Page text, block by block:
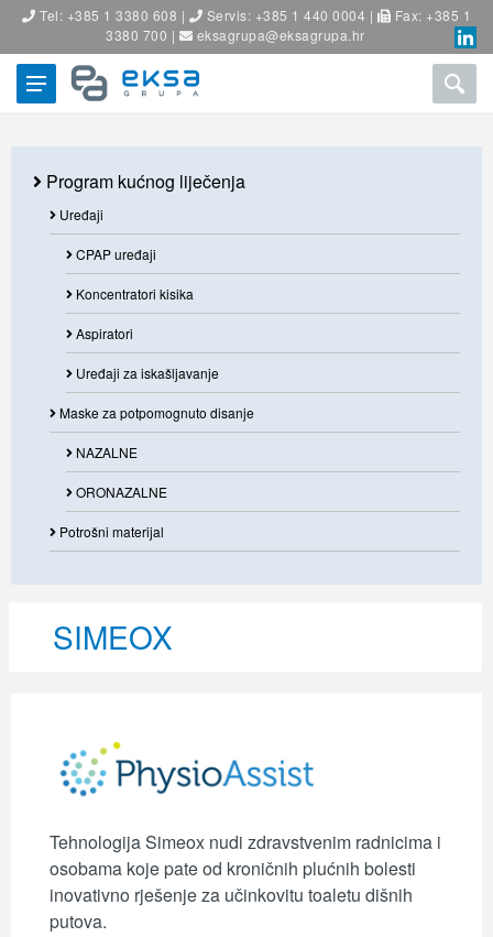
Tel: +385 1 3380 608 | Servis: +385 1 440 0004 |
Fax: +385 1
3380 700 |
eksagrupa@eksagrupa.hr
Program kućnog liječenja
Uređaji
CPAP uređaji
Koncentratori kisika
Aspiratori
Uređaji za iskašljavanje
Maske za potpomognuto disanje
NAZALNE
ORONAZALNE
Potrošni materijal
SIMEOX
Tehnologija Simeox nudi zdravstvenim radnicima i
osobama koje pate od kroničnih plućnih bolesti
inovativno rješenje za učinkovitu toaletu dišnih
putova.